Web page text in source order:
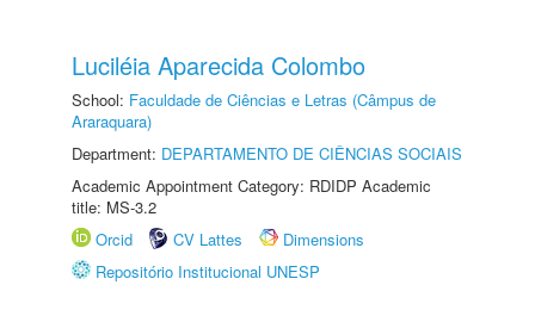
Luciléia Aparecida Colombo
School: Faculdade de Ciências e Letras (Câmpus de
Araraquara)
Department: DEPARTAMENTO DE CIÊNCIAS SOCIAIS
Academic Appointment Category: RDIDP Academic
title: MS-3.2
Orcid
CV Lattes
Dimensions
Repositório Institucional UNESP